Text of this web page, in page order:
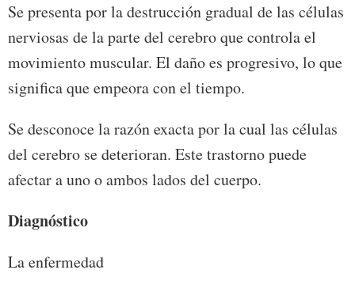
Se presenta por la destrucción gradual de las células
nerviosas de la parte del cerebro que controla el
movimiento muscular. El daño es progresivo, lo que
significa que empeora con el tiempo.
Se desconoce la razón exacta por la cual las células
del cerebro se deterioran. Este trastorno puede
afectar a uno o ambos lados del cuerpo.
Diagnóstico
La enfermedad